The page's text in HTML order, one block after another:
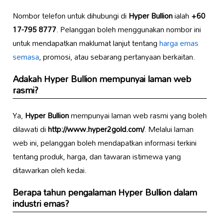
Nombor telefon untuk dihubungi diHyper Bullionialah+60
17-795 8777. Pelanggan boleh menggunakan nombor ini
untuk mendapatkan maklumat lanjut tentangharga emas
semasa, promosi, atau sebarang pertanyaan berkaitan.
AdakahHyper Bullionmempunyai laman web
rasmi?
Ya,Hyper Bullionmempunyai laman web rasmi yang boleh
dilawati dihttp://www.hyper2gold.com/. Melalui laman
web ini, pelanggan boleh mendapatkan informasi terkini
tentang produk, harga, dan tawaran istimewa yang
ditawarkan oleh kedai.
Berapa tahun pengalamanHyper Bulliondalam
industriemas?